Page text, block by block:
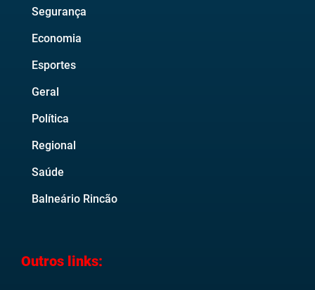
Segurança
Economia
Esportes
Geral
Política
Regional
Saúde
Balneário Rincão
Outros links: